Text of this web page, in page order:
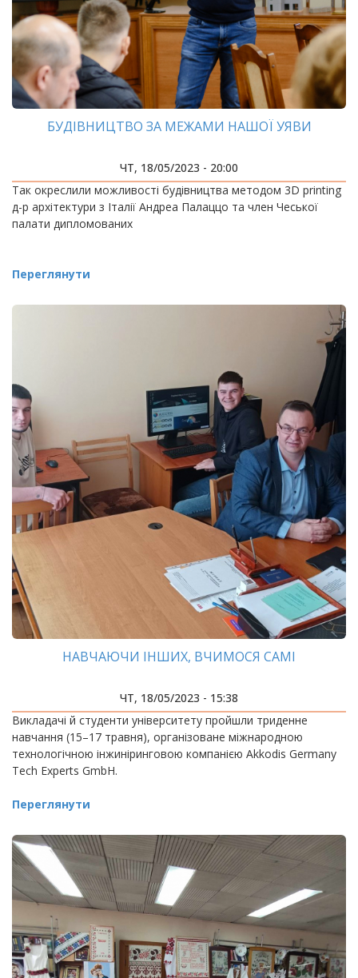
БУДІВНИЦТВО ЗА МЕЖАМИ НАШОЇ УЯВИ
ЧТ, 18/05/2023 - 20:00
Так окреслили можливості будівництва методом 3D printing
д-р архітектури з Італії Андреа Палаццо та член Чеської
палати дипломованих
Переглянути
НАВЧАЮЧИ ІНШИХ, ВЧИМОСЯ САМІ
ЧТ, 18/05/2023 - 15:38
Викладачі й студенти університету пройшли триденне
навчання (15–17 травня), організоване міжнародною
технологічною інжиніринговою компанією Akkodis Germany
Tech Experts GmbH.
Переглянути